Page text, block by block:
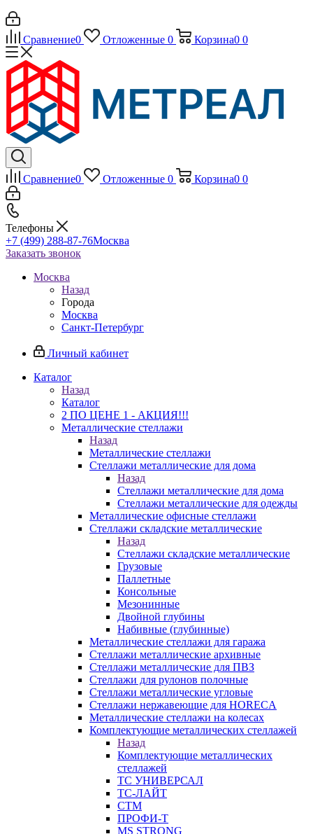
Сравнение0 Отложенные 0 Корзина0 0
Сравнение0 Отложенные 0 Корзина0 0
Телефоны
+7 (499) 288-87-76Москва
Заказать звонок
Москва
Назад
Города
Москва
Санкт-Петербург
Личный кабинет
Каталог
Назад
Каталог
2 ПО ЦЕНЕ 1 - АКЦИЯ!!!
Металлические стеллажи
Назад
Металлические стеллажи
Стеллажи металлические для дома
Назад
Стеллажи металлические для дома
Стеллажи металлические для одежды
Металлические офисные стеллажи
Стеллажи складские металлические
Назад
Стеллажи складские металлические
Грузовые
Паллетные
Консольные
Мезонинные
Двойной глубины
Набивные (глубинные)
Металлические стеллажи для гаража
Стеллажи металлические архивные
Стеллажи металлические для ПВЗ
Стеллажи для рулонов полочные
Стеллажи металлические угловые
Стеллажи нержавеющие для HORECA
Металлические стеллажи на колесах
Комплектующие металлических стеллажей
Назад
Комплектующие металлических
стеллажей
ТС УНИВЕРСАЛ
ТС-ЛАЙТ
СТМ
ПРОФИ-Т
MS STRONG